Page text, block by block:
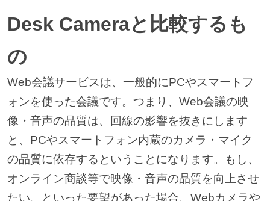
Desk Cameraと比較するも
の
Web会議サービスは、一般的にPCやスマートフ
ォンを使った会議です。つまり、Web会議の映
像・音声の品質は、回線の影響を抜きにします
と、PCやスマートフォン内蔵のカメラ・マイク
の品質に依存するということになります。もし、
オンライン商談等で映像・音声の品質を向上させ
たい、といった要望があった場合、Webカメラや